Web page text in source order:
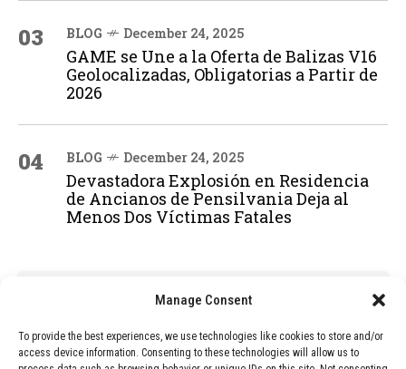
Manage Consent
To provide the best experiences, we use technologies like cookies to store and/or
access device information. Consenting to these technologies will allow us to
03 BLOG December 24, 2025
GAME se Une a la Oferta de Balizas V16
Geolocalizadas, Obligatorias a Partir de
2026
04 BLOG December 24, 2025
Devastadora Explosión en Residencia
de Ancianos de Pensilvania Deja al
Menos Dos Víctimas Fatales